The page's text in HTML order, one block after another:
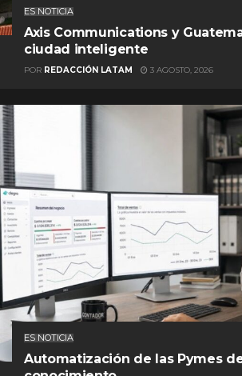
ES NOTICIA
Axis Communications y
ciudad inteligente
POR REDACCIÓN LATAM 3 AGOSTO, 2026
ES NOTICIA
Automatización de las Pymes